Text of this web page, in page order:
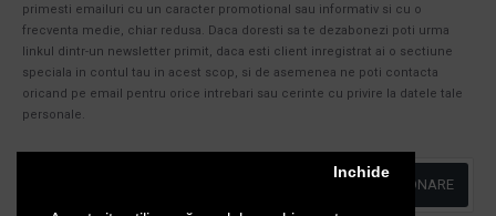
Inchide
primesti emailuri cu un caracter promotional sau informativ si cu o
frecventa medie, chiar redusa. Daca doresti sa te dezabonezi poti urma
linkul dintr-un newsletter primit, daca esti client inregistrat ai o sectiune
speciala in contul tau in acest scop, si de asemenea ne poti contacta
oricand pe email pentru orice intrebari sau cerinte cu privire la datele tale
personale.
ABONARE